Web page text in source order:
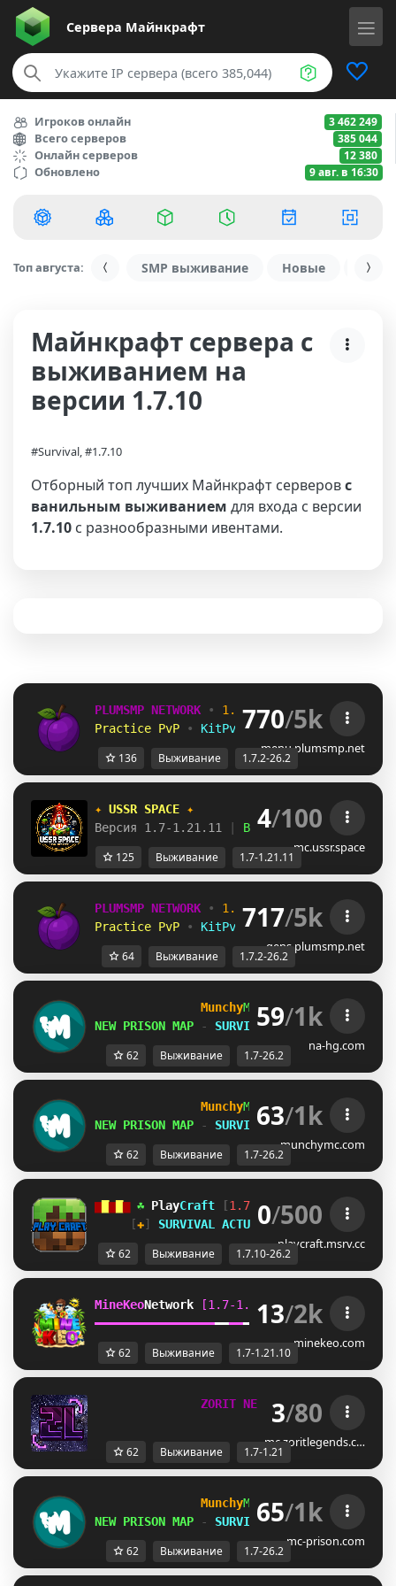
Сервера Майнкрафт
Игроков онлайн 3 462 249
Всего серверов 385 044
Онлайн серверов 12 380
Обновлено 9 авг. в 16:30
Топ августа: SMP выживание Новые С
Майнкрафт сервера с
выживанием на
версии 1.7.10
#Survival, #1.7.10
Отборный топ лучших Майнкрафт серверовс
ванильным выживанием для входа с версии
1.7.10 с разнообразными ивентами.
PLUMSMP NETWORK • 1.7.2 ➜ 26.2
Practice PvP
• KitPvP • Lifesteal
770/5k
menu.plumsmp.net
136 Выживание 1.7.2-26.2
✦ USSR SPACE ✦
Версия 1.7-1.21.11
Выживание | Приваты
4/100
mc.ussr.space
125 Выживание 1.7-1.21.11
PLUMSMP NETWORK • 1.7.2 ➜ 26.2
Practice PvP
• KitPvP • Lifesteal
717/5k
gens.plumsmp.net
64 Выживание 1.7.2-26.2
MunchyMC - [ 1.7-26.2
]
NEW PRISON MAP
- SURVIVAL S6 AUG 8th
59/1k
na-hg.com
62 Выживание 1.7-26.2
MunchyMC - [ 1.7-26.2
]
NEW PRISON MAP
- SURVIVAL S6 AUG 8th
63/1k
munchymc.com
62 Выживание 1.7-26.2
▆ ▇▆ ▇▆ ☘ PlayCraft [1.7.10-26.2 ] ▇
[✚] SURVIVAL ACTUALIZADO A LA 26.2
0/500
playcraft.msrv.cc
62 Выживание 1.7.10-26.2
MineKeoNetwork [1.7-1.21.10] TOWNY
━━━━━━━━━━━━━━━━━━━━━━ ━ SKYBLOCK
13/2k
minekeo.com
62 Выживание 1.7-1.21.10
ZORIT NE OR K [ 1. .
3/80
mc.zoritlegends.c…
62 Выживание 1.7-1.21
MunchyMC - [ 1.7-26.2
]
NEW PRISON MAP
- SURVIVAL S6 AUG 8th
65/1k
mc-prison.com
62 Выживание 1.7-26.2